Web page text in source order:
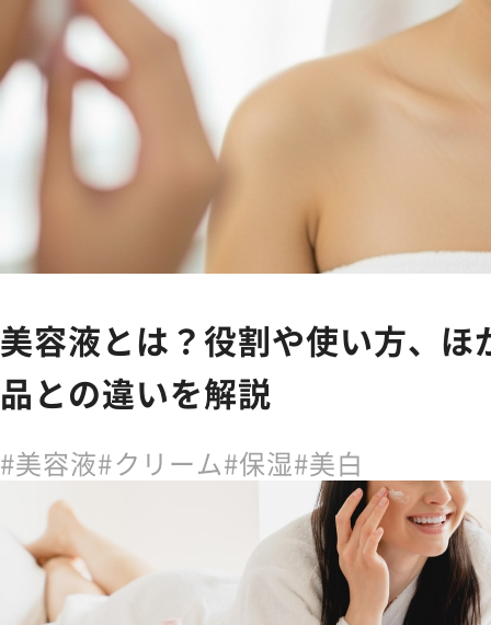
美容液とは？役割や使い方、ほ
品との違いを解説
美容液 クリーム 保湿 美白